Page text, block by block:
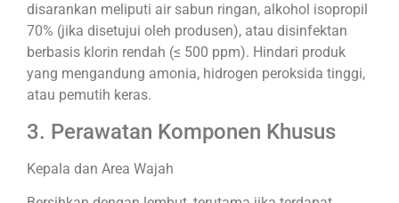
disarankan meliputi air sabun ringan, alkohol isopropil
70% (jika disetujui oleh produsen), atau disinfektan
berbasis klorin rendah (≤ 500 ppm). Hindari produk
yang mengandung amonia, hidrogen peroksida tinggi,
atau pemutih keras.
3. Perawatan Komponen Khusus
Kepala dan Area Wajah